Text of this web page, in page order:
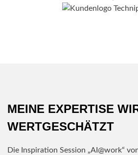
MEINE EXPERTISE
WERTGESCHÄTZT
Die Inspiration Session „AI@work“